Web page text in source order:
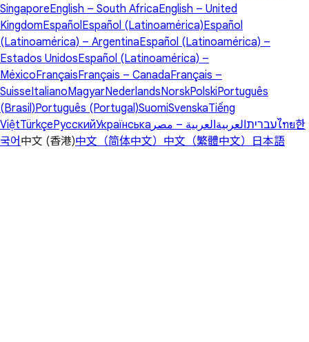
SingaporeEnglish – South AfricaEnglish – United
KingdomEspañolEspañol (Latinoamérica)Español
(Latinoamérica) – ArgentinaEspañol (Latinoamérica) –
Estados UnidosEspañol (Latinoamérica) –
MéxicoFrançaisFrançais – CanadaFrançais –
SuisseItalianoMagyarNederlandsNorskPolskiPortuguês
(Brasil)Português (Portugal)SuomiSvenskaTiếng
ViệtTürkçeРусскийУкраїнська עבריתالعربيةالعربية – مصر ไทย한
국어 中文 (香港)中文（简体中文） 中文（繁體中文） 日本語